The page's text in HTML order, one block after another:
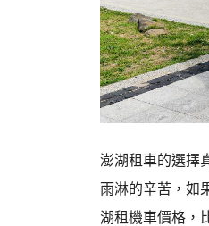
澎湖租車的選擇
雨淋的辛苦，如
湖租機車價格，